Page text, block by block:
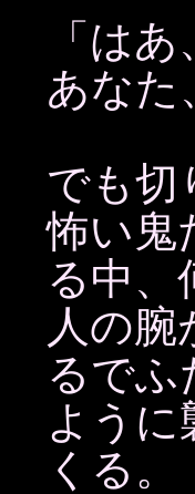
「は
あなた
でも切
怖い鬼
る中、
人の腕
るでふ
ように
くる。